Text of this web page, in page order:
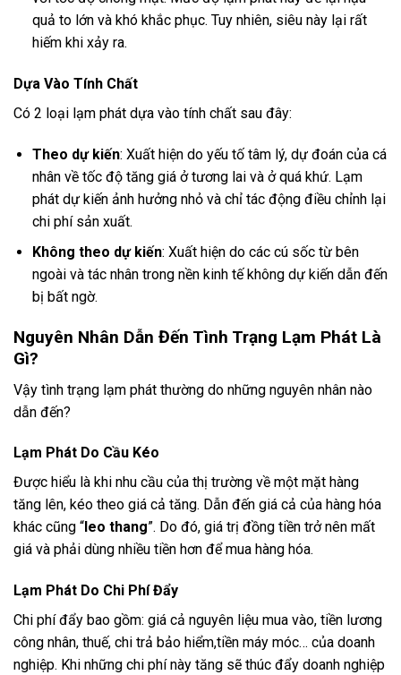
quả to lớn và khó khắc phục. Tuy nhiên, siêu này lại rất
hiếm khi xảy ra.
Dựa Vào Tính Chất
Có 2 loại lạm phát dựa vào tính chất sau đây:
Theo dự kiến: Xuất hiện do yếu tố tâm lý, dự đoán của cá
nhân về tốc độ tăng giá ở tương lai và ở quá khứ. Lạm
phát dự kiến ảnh hưởng nhỏ và chỉ tác động điều chỉnh lại
chi phí sản xuất.
Không theo dự kiến: Xuất hiện do các cú sốc từ bên
ngoài và tác nhân trong nền kinh tế không dự kiến dẫn đến
bị bất ngờ.
Nguyên Nhân Dẫn Đến Tình Trạng Lạm Phát Là
Gì?
Vậy tình trạng lạm phát thường do những nguyên nhân nào
dẫn đến?
Lạm Phát Do Cầu Kéo
Được hiểu là khi nhu cầu của thị trường về một mặt hàng
tăng lên, kéo theo giá cả tăng. Dẫn đến giá cả của hàng hóa
khác cũng “ leo thang”. Do đó, giá trị đồng tiền trở nên mất
giá và phải dùng nhiều tiền hơn để mua hàng hóa.
Lạm Phát Do Chi Phí Đẩy
Chi phí đẩy bao gồm: giá cả nguyên liệu mua vào, tiền lương
công nhân, thuế, chi trả bảo hiểm,tiền máy móc… của doanh
nghiệp. Khi những chi phí này tăng sẽ thúc đẩy doanh nghiệp